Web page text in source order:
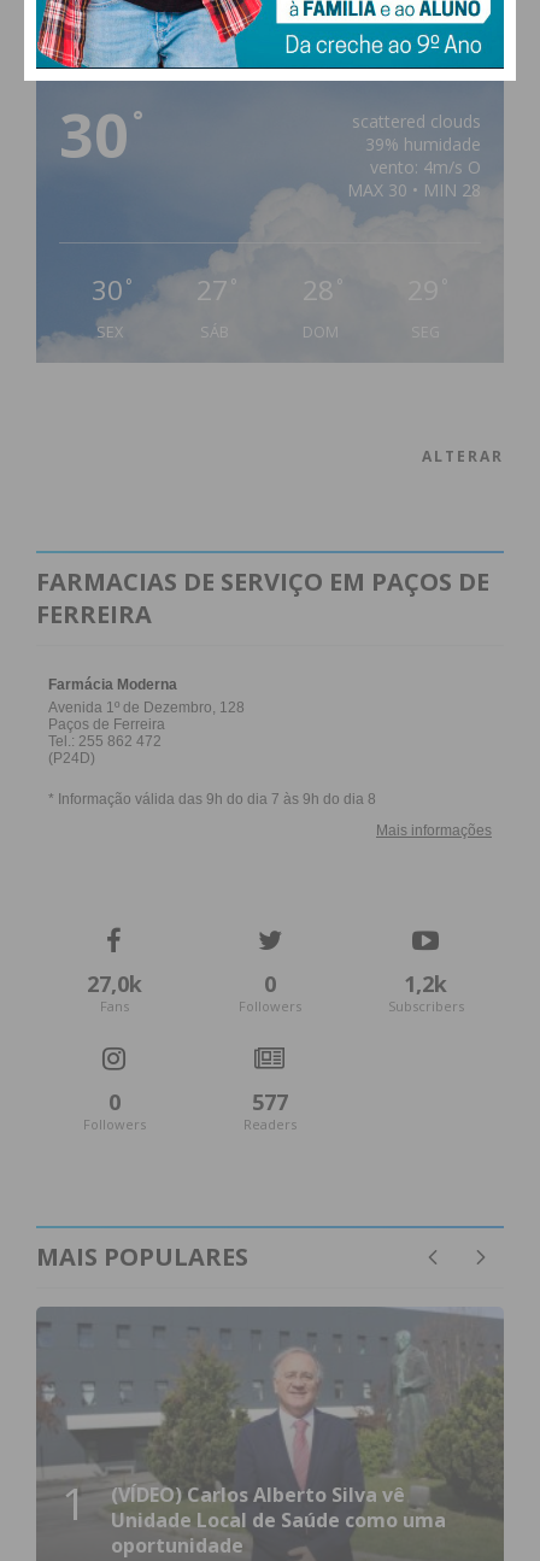
PAÇOS DE FERREIRA
30 °
scattered clouds
39% humidade
vento: 4m/s O
MAX 30 • MIN 28
30 °
SEX
27 °
SÁB
28 °
DOM
ALTERAR
FARMACIAS DE SERVIÇO EM PAÇOS DE
FERREIRA
27,0k
Fans
0
Followers
1,2k
Subscribers
0
Followers
577
Readers
MAIS POPULARES
1
(VÍDEO) Carlos Alberto Silva vê
Unidade Local de Saúde como uma
oportunidade